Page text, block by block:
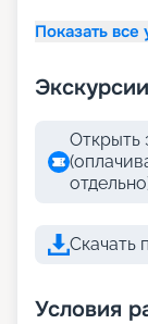
Показать все
Экскурсии
Открыть
Скачать
Условия